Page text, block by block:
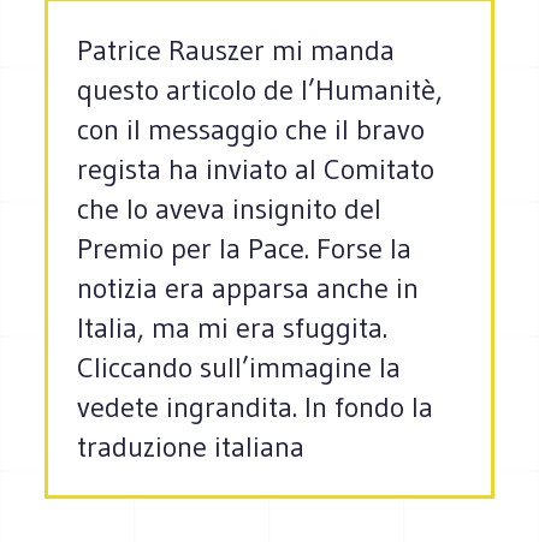
Patrice Rauszer mi manda
questo articolo de l’Humanitè,
con il messaggio che il bravo
regista ha inviato al Comitato
che lo aveva insignito del
Premio per la Pace. Forse la
notizia era apparsa anche in
Italia, ma mi era sfuggita.
Cliccando sull’immagine la
vedete ingrandita. In fondo la
traduzione italiana